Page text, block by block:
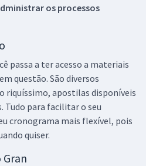
os processos
passa a ter acesso a materiais
questão. São diversos
riquíssimo, apostilas disponíveis
Tudo para facilitar o seu
cronograma mais flexível, pois
quiser.